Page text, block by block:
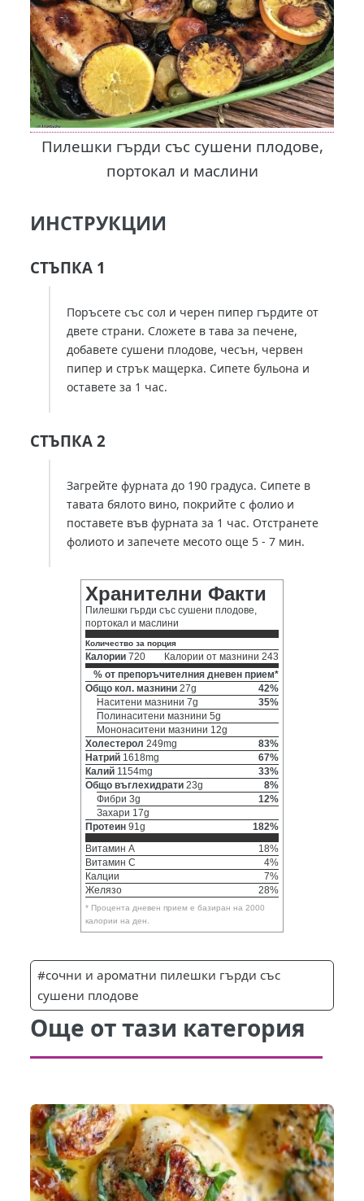
Пилешки гърди със сушени плодове,
портокал и маслини
ИНСТРУКЦИИ
СТЪПКА 1
Поръсете със сол и черен пипер гърдите от
двете страни. Сложете в тава за печене,
добавете сушени плодове, чесън, червен
пипер и стрък мащерка. Сипете бульона и
оставете за 1 час.
СТЪПКА 2
Загрейте фурната до 190 градуса. Сипете в
тавата бялото вино, покрийте с фолио и
поставете във фурната за 1 час. Отстранете
фолиото и запечете месото още 5 - 7 мин.
Хранителни Факти
Пилешки гърди със сушени плодове,
портокал и маслини
Количество за порция
Калории 720
Калории от мазнини 243
% от препоръчителния дневен прием*
Общо кол. мазнини 27g
42%
Наситени мазнини 7g
35%
Полинаситени мазнини 5g
Мононаситени мазнини 12g
Холестерол 249mg
83%
Натрий 1618mg
67%
Калий 1154mg
33%
Общо въглехидрати 23g
8%
Фибри 3g
12%
Захари 17g
Протеин 91g
182%
Витамин A
18%
Витамин C
4%
Калции
7%
Желязо
28%
* Процента дневен прием е базиран на 2000
калории на ден.
#сочни и ароматни пилешки гърди със
сушени плодове
Още от тази категория